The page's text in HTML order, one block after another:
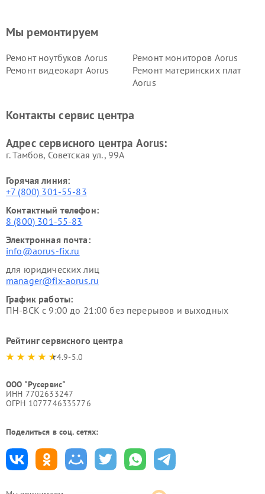
Мы ремонтируем
Ремонт ноутбуков Aorus
Ремонт мониторов Aorus
Ремонт видеокарт Aorus
Ремонт материнских плат
Aorus
Контакты сервис центра
Адрес сервисного центра Aorus:
г. Тамбов, Советская ул., 99А
Горячая линия:
+7 (800) 301-55-83
Контактный телефон:
8 (800) 301-55-83
Электронная почта:
info@aorus-fix.ru
для юридических лиц
manager@fix-aorus.ru
График работы:
ПН-ВСК с 9:00 до 21:00 без перерывов и выходных
Рейтинг сервисного центра
4.9-5.0
ООО "Русервис"
ИНН 7702633247
ОГРН 1077746335776
Поделиться в соц. сетях: